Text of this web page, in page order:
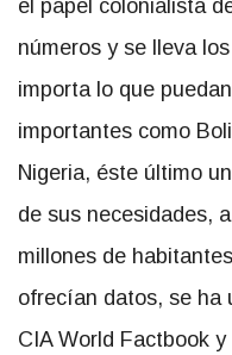
el papel colonialista
números y se lleva
importa lo que
importantes como
Nigeria, éste último
de sus necesidades,
millones de
ofrecían datos, se ha
CIA World Factbook